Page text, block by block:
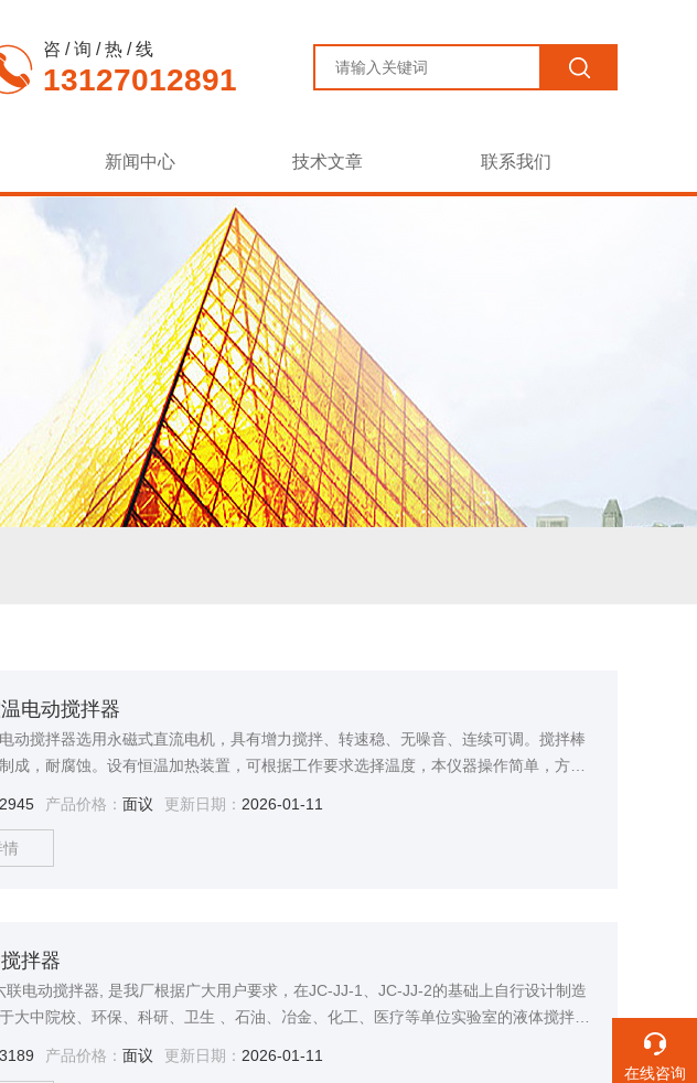
咨 / 询 / 热 / 线
13127012891
新闻中心 技术文章 联系我们
电动搅拌器
动搅拌器选用永磁式直流电机，具有增力搅拌、转速稳、无噪音、连续可调。搅拌棒
成，耐腐蚀。设有恒温加热装置，可根据工作要求选择温度，本仪器操作简单，方便
2945 产品价格：面议 更新日期： 2026-01-11
情
拌器
联电动搅拌器, 是我厂根据广大用户要求，在JC-JJ-1、JC-JJ-2的基础上自行设计制造
大中院校、环保、科研、卫生 、石油、冶金、化工、医疗等单位实验室的液体搅拌，
3189 产品价格：面议 更新日期： 2026-01-11
在线咨询